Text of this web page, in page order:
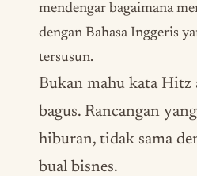
mendengar bagaimana
dengan Bahasa Inggeris
tersusun.
Bukan mahu kata
bagus. Rancangan
hiburan, tidak sama
bual bisnes.